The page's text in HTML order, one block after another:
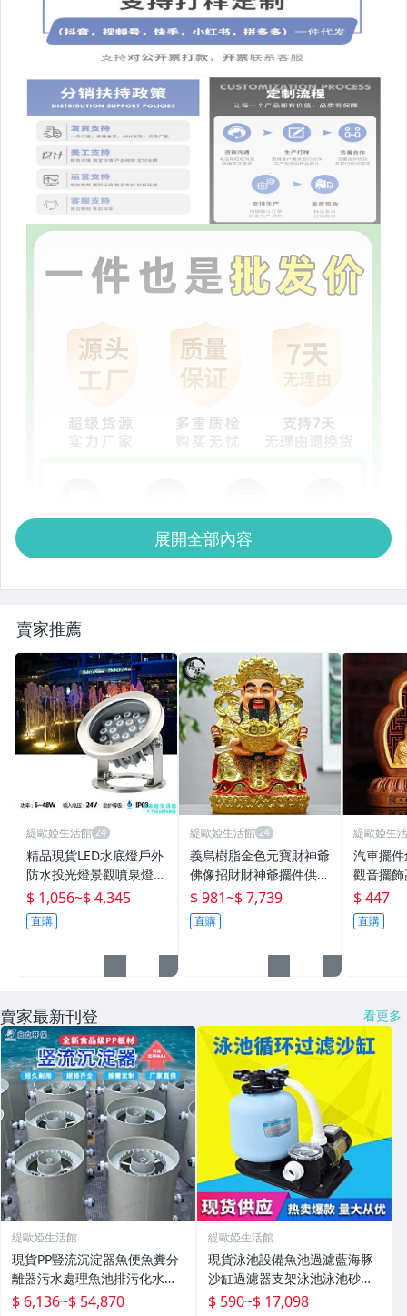
展開全部內容
賣家推薦
緹歐婭生活館
精品現貨LED水底燈戶外
防水投光燈景觀噴泉燈泳
池燈魚池燈水下射燈七彩
24V
$ 1,056~$ 4,345
直購
緹歐婭生活館
義烏樹脂金色元寶財神爺
佛像招財財神爺擺件供奉
金色財神爺
$ 981~$ 7,739
直購
緹歐婭生
汽車擺
觀音擺
安符車
$ 447
直購
賣家最新刊登 看更多
緹歐婭生活館
現貨PP豎流沉淀器魚便魚糞分
離器污水處理魚池排污化水產
殖設備
$ 6,136~$ 54,870
緹歐婭生活館
現貨泳池設備魚池過濾藍海豚
沙缸過濾器支架泳池泳池砂缸
水泵機組
$ 590~$ 17,098